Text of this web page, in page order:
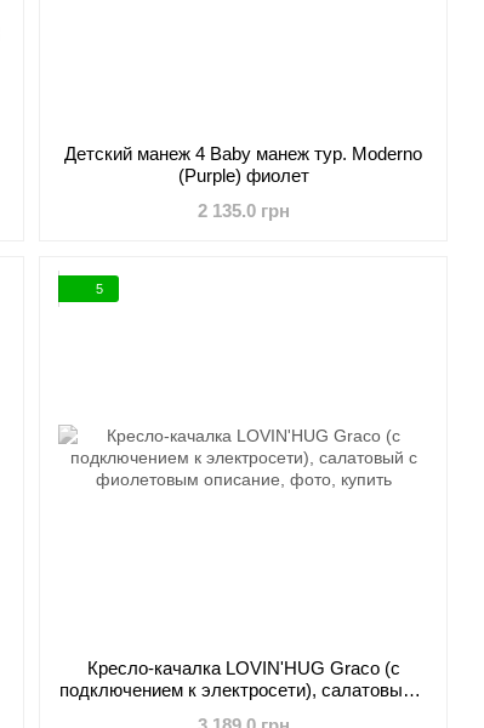
Детский манеж 4 Baby манеж тур. Moderno
(Purple) фиолет
2 135.0 грн
5
Кресло-качалка LOVIN'HUG Graco (с
подключением к электросети), салатовый с